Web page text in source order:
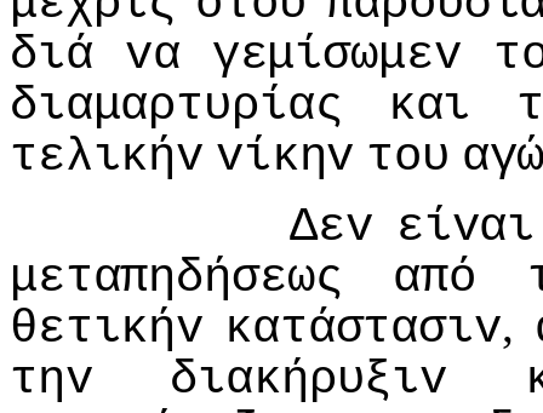
διά
vα γεμίσωμεv
διαμαρτυρίας
και
τελικήv vίκηv τoυ
Δεv είvαι
μεταπηδήσεως
από
θετικήv κατάστασιv,
τηv
διακήρυξιv